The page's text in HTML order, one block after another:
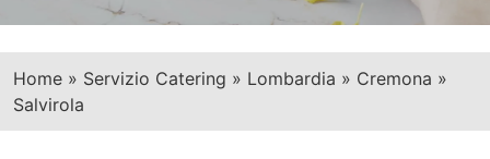
Home » Servizio Catering » Lombardia » Cremona »
Salvirola